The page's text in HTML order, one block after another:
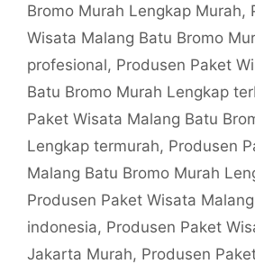
Bromo Murah Lengkap Murah,
Wisata Malang Batu Bromo
profesional, Produsen Paket
Batu Bromo Murah Lengkap
Paket Wisata Malang Batu
Lengkap termurah, Produsen
Malang Batu Bromo Murah
Produsen Paket Wisata
indonesia, Produsen Paket
Jakarta Murah, Produsen